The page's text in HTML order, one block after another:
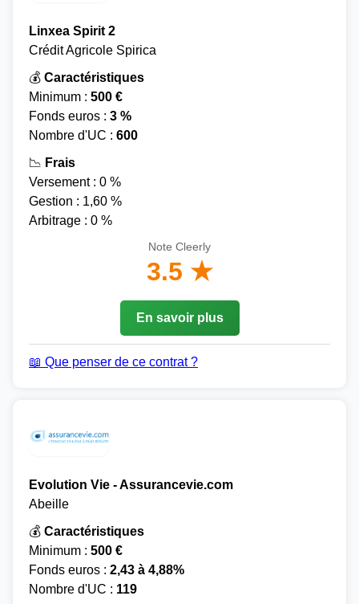
Linxea Spirit 2
Crédit Agricole Spirica
💰 Caractéristiques
Minimum : 500 €
Fonds euros : 3 %
Nombre d'UC : 600
📉 Frais
Versement : 0 %
Gestion : 1,60 %
Arbitrage : 0 %
Note Cleerly
3.5 ★
En savoir plus
📖 Que penser de ce contrat ?
Evolution Vie - Assurancevie.com
Abeille
💰 Caractéristiques
Minimum : 500 €
Fonds euros : 2,43 à 4,88%
Nombre d'UC : 119